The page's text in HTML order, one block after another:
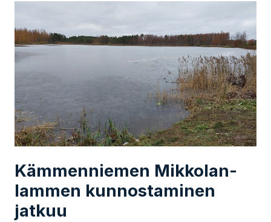
Käm­men­nie­men Mik­ko­lan­
lam­men kun­nos­ta­mi­nen
jatkuu